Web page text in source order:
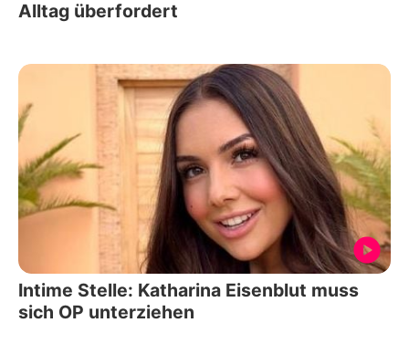
Alltag überfordert
Intime Stelle: Katharina Eisenblut muss
sich OP unterziehen